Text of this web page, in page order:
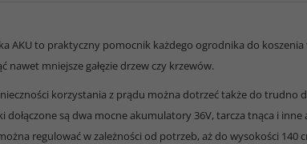
AKU to praktyczny pomocnik każdego ogrodnika do
nawet mniejsze gałęzie drzew czy krzewów.
korzystania z prądu można dotrzeć także do trudno
dołączone są dwa mocne akumulatory 36V, tarcza tnąca i
regulować w zależności od potrzeb, aż do wysokości 140